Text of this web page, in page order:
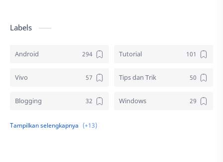
Labels
Android Tutorial
Vivo Tips dan Trik
Blogging Windows
Download